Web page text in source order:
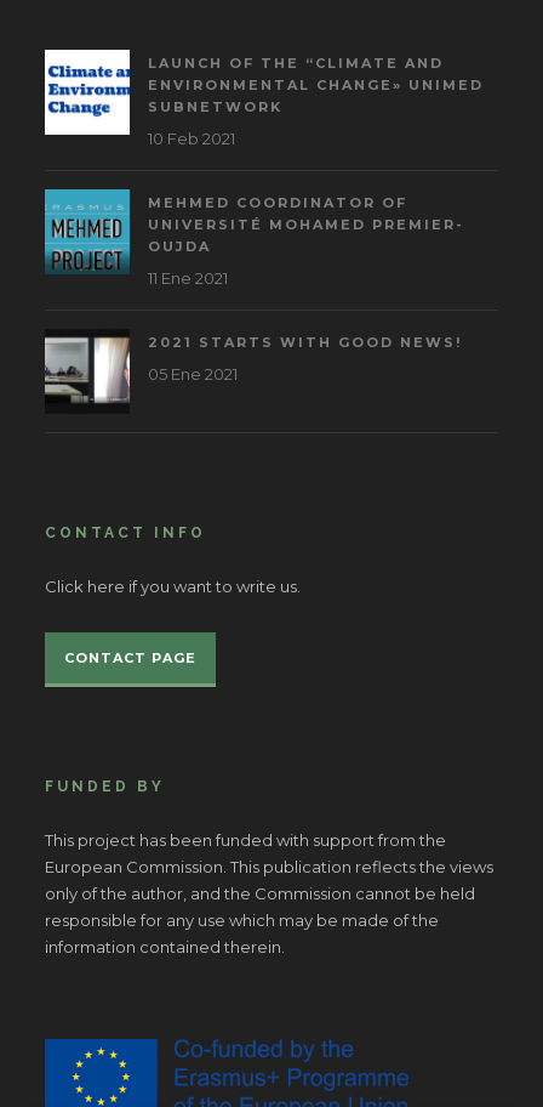
LAUNCH OF THE “CLIMATE AND
ENVIRONMENTAL CHANGE» UNIMED
SUBNETWORK
10 Feb 2021
MEHMED COORDINATOR OF
UNIVERSITÉ MOHAMED PREMIER-
OUJDA
11 Ene 2021
2021 STARTS WITH GOOD NEWS!
05 Ene 2021
CONTACT INFO
Click here if you want to write us.
CONTACT PAGE
FUNDED BY
This project has been funded with support from the
European Commission. This publication reflects the views
only of the author, and the Commission cannot be held
responsible for any use which may be made of the
information contained therein.